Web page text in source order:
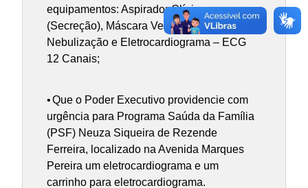
equipamentos: Aspirador Clínico
(Secreção), Máscara Ventriu, Kit
Nebulização e Eletrocardiograma – ECG
12 Canais;
•Que o Poder Executivo providencie com
urgência para Programa Saúda da Família
(PSF) Neuza Siqueira de Rezende
Ferreira, localizado na Avenida Marques
Pereira um eletrocardiograma e um
carrinho para eletrocardiograma.